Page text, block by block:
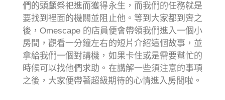
們的頭顱祭祀進而獲得永生，而我們的任務就是
要找到裡面的機關並阻止他。等到大家都到齊之
後，Omescape 的店員便會帶領我們進入一個小
房間，觀看一分鐘左右的短片介紹這個故事，並
拿給我們一個對講機，如果卡住或是需要幫忙的
時候可以找他們求助。在講解一些須注意的事項
之後，大家便帶著超級期待的心情進入房間啦。